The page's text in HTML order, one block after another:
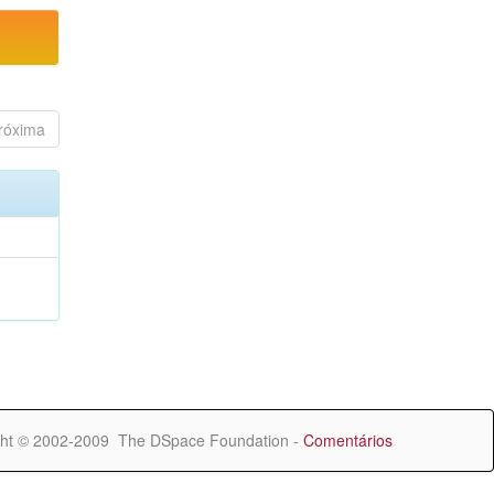
© 2002-2009 The DSpace Foundation - Comentários